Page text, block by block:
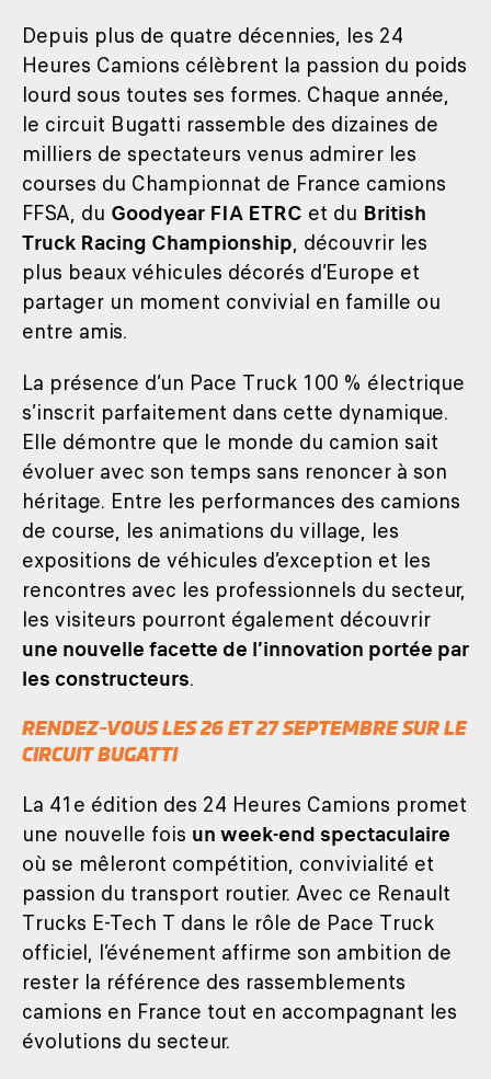
Depuis plus de quatre décennies, les 24
Heures Camions célèbrent la passion du poids
lourd sous toutes ses formes. Chaque année,
le circuit Bugatti rassemble des dizaines de
milliers de spectateurs venus admirer les
courses du Championnat de France camions
FFSA, du Goodyear FIA ETRC et du British
Truck Racing Championship, découvrir les
plus beaux véhicules décorés d’Europe et
partager un moment convivial en famille ou
entre amis.
La présence d’un Pace Truck 100 % électrique
s’inscrit parfaitement dans cette dynamique.
Elle démontre que le monde du camion sait
évoluer avec son temps sans renoncer à son
héritage. Entre les performances des camions
de course, les animations du village, les
expositions de véhicules d’exception et les
rencontres avec les professionnels du secteur,
les visiteurs pourront également découvrir
une nouvelle facette de l’innovation portée par
les constructeurs.
RENDEZ-VOUS LES 26 ET 27 SEPTEMBRE SUR LE
CIRCUIT BUGATTI
La 41e édition des 24 Heures Camions promet
une nouvelle fois un week-end spectaculaire
où se mêleront compétition, convivialité et
passion du transport routier. Avec ce Renault
Trucks E-Tech T dans le rôle de Pace Truck
officiel, l’événement affirme son ambition de
rester la référence des rassemblements
camions en France tout en accompagnant les
évolutions du secteur.